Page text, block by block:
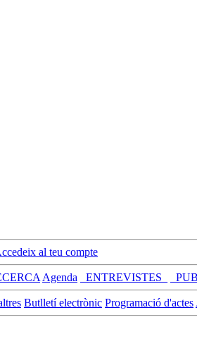
al teu compte
Agenda _ENTREVISTES_
Butlletí electrònic Programació d'actes